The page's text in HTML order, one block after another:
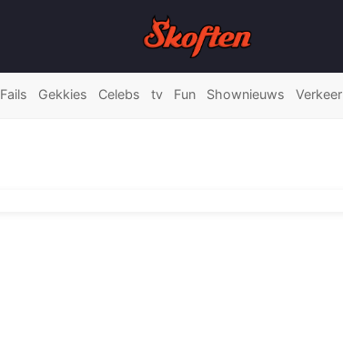
Fails Gekkies Celebs tv Fun Shownieuws Verkeer